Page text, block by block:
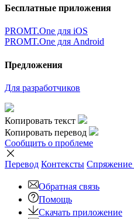
Бесплатные приложения
PROMT.One для iOS
PROMT.One для Android
Предложения
Для разработчиков
Копировать текст
Копировать перевод
Сообщить о проблеме
Перевод Контексты Спряжение
Обратная связь
Помощь
Скачать приложение